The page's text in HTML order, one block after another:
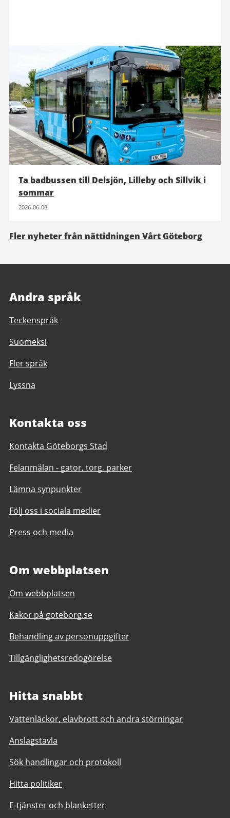
Ta badbussen till Delsjön, Lilleby och Sillvik i
sommar
2026-06-08
Fler nyheter från nättidningen Vårt Göteborg
Andra språk
Teckenspråk
Suomeksi
Fler språk
Lyssna
Kontakta oss
Kontakta Göteborgs Stad
Felanmälan - gator, torg, parker
Lämna synpunkter
Följ oss i sociala medier
Press och media
Om webbplatsen
Om webbplatsen
Kakor på goteborg.se
Behandling av personuppgifter
Tillgänglighetsredogörelse
Hitta snabbt
Vattenläckor, elavbrott och andra störningar
Anslagstavla
Sök handlingar och protokoll
Hitta politiker
E-tjänster och blanketter